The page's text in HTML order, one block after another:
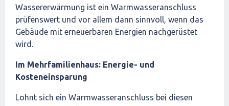
Wassererwärmung ist ein Warmwasseranschluss
prüfenswert und vor allem dann sinnvoll, wenn das
Gebäude mit erneuerbaren Energien nachgerüstet
wird.
Im Mehrfamilienhaus: Energie- und
Kosteneinsparung
Lohnt sich ein Warmwasseranschluss bei diesen